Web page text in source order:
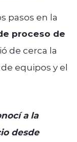
pasos en la
proceso de
de cerca la
equipos y el
a la
desde